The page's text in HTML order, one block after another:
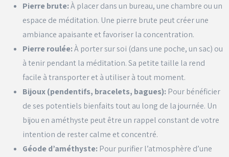
Pierre brute:À placer dans un bureau, une chambre ou un
espace de méditation. Une pierre brute peut créer une
ambiance apaisante et favoriser la concentration.
Pierre roulée:À porter sur soi (dans une poche, un sac) ou
à tenir pendant la méditation. Sa petite taille la rend
facile à transporter et à utiliser à tout moment.
Bijoux (pendentifs, bracelets, bagues): Pour bénéficier
de ses potentiels bienfaits tout au long de la journée. Un
bijou en améthyste peut être un rappel constant de votre
intention de rester calme et concentré.
Géode d’améthyste: Pour purifier l’atmosphère d’une